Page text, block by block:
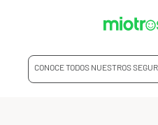
CONOCE TODOS NUESTROS